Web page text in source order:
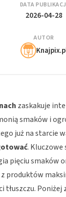
DATA
2026-04-28
AUTOR
zaskakuje
smaków i
już na starcie
. Kluczowe
pięciu smaków
produktów
tłuszczu.